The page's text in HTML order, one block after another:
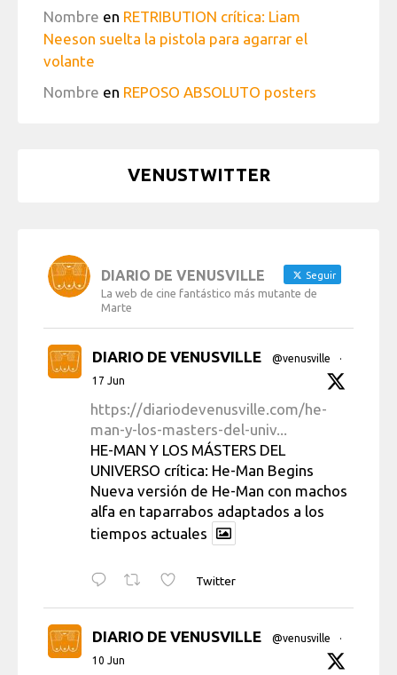
Nombre en RETRIBUTION crítica: Liam
Neeson suelta la pistola para agarrar el
volante
Nombre en REPOSO ABSOLUTO posters
VENUSTWITTER
DIARIO DE VENUSVILLE Seguir
La web de cine fantástico más mutante de
Marte
DIARIO DE VENUSVILLE @venusville
·
17 Jun
https://diariodevenusville.com/he-
man-y-los-masters-del-univ...
HE-MAN Y LOS MÁSTERS DEL
UNIVERSO crítica: He-Man Begins
Nueva versión de He-Man con machos
alfa en taparrabos adaptados a los
tiempos actuales
Twitter
DIARIO DE VENUSVILLE @venusville
·
10 Jun